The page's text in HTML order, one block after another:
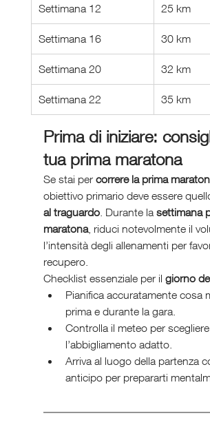
Settimana 12 25 km
Settimana 16 30 km
Settimana 20 32 km
Settimana 22 35 km
Prima di iniziare:
tua prima maratona
Se stai per correre la prima
obiettivo primario deve essere
al traguardo. Durante la settimana
maratona, riduci notevolmente il
l’intensità degli allenamenti per
recupero.
Checklist essenziale per il giorno
Pianifica accuratamente cosa
prima e durante la gara.
Controlla il meteo per scegliere
l’abbigliamento adatto.
Arriva al luogo della partenza
anticipo per prepararti